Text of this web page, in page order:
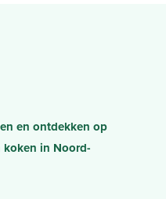
en ontdekken op
in Noord-